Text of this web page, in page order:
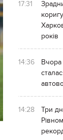
17:31
років
14:36
Вчора
14:28
Три